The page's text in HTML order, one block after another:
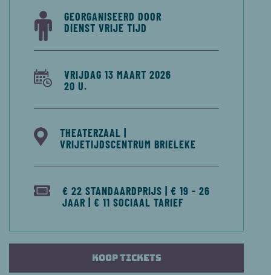
GEORGANISEERD DOOR
DIENST VRIJE TIJD
VRIJDAG 13 MAART 2026
20 U.
THEATERZAAL |
VRIJETIJDSCENTRUM BRIELEKE
€ 22 STANDAARDPRIJS | € 19 - 26
JAAR | € 11 SOCIAAL TARIEF
Koop tickets